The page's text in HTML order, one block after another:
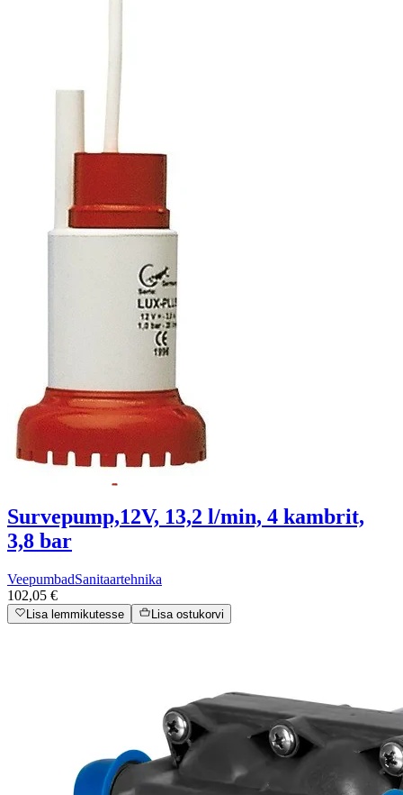
Survepump,12V, 13,2 l/min, 4 kambrit,
3,8 bar
VeepumbadSanitaartehnika
102,05 €
Lisa lemmikutesse Lisa ostukorvi